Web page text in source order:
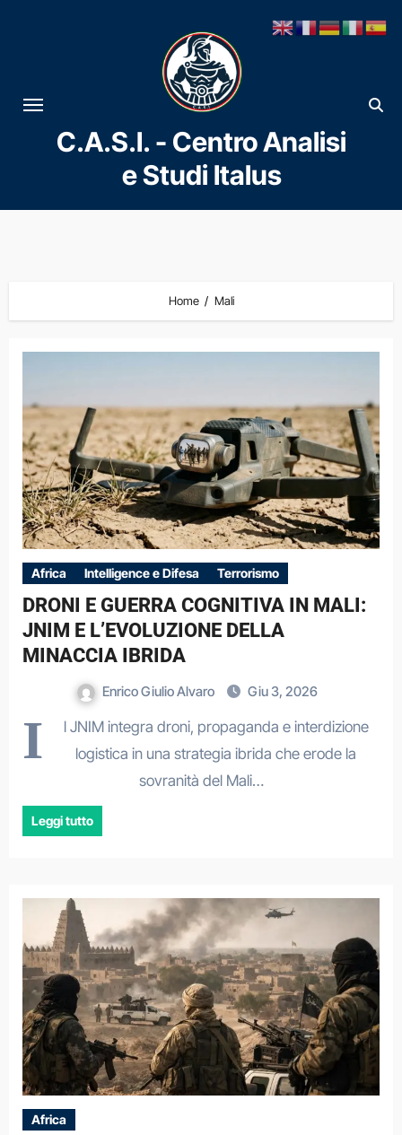
al
contenuto
C.A.S.I. - Centro Analisi
e Studi Italus
Home Mali
Africa Intelligence e Difesa Terrorismo
DRONI E GUERRA COGNITIVA IN MALI:
JNIM E L’EVOLUZIONE DELLA
MINACCIA IBRIDA
Enrico Giulio Alvaro Giu 3, 2026
I
l JNIM integra droni, propaganda e interdizione
logistica in una strategia ibrida che erode la
sovranità del Mali…
Leggi tutto
Africa